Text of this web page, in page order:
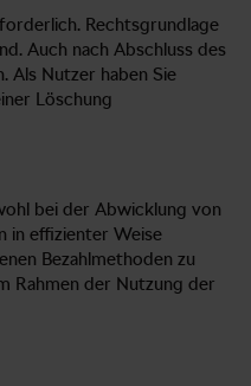
Rechtsgrundlage
Auch nach Abschluss des
Als Nutzer haben Sie
Löschung
bei der Abwicklung von
in effizienter Weise
Bezahlmethoden zu
Rahmen der Nutzung der